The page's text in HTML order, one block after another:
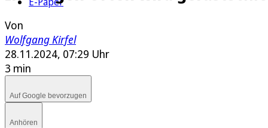
Von
Wolfgang Kirfel
28.11.2024, 07:29 Uhr
3 min
Auf Google bevorzugen
Anhören